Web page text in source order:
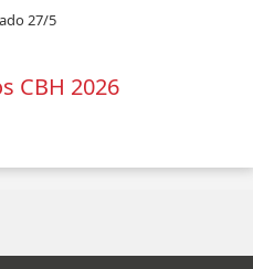
27/5
CBH 2026